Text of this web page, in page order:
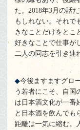
た。2018年3月の話
もしれない。それで
きなことだけをとこ
好きなことで仕事が
二人の同志を引き連
今後ますますグロ
う若者にこそ、自国
は日本酒文化が一番
と日本酒を飲んでも
距離は一気に縮む。